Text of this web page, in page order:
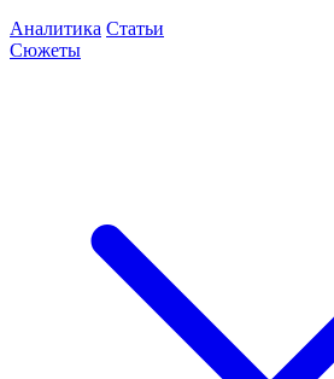
Аналитика Статьи
Сюжеты